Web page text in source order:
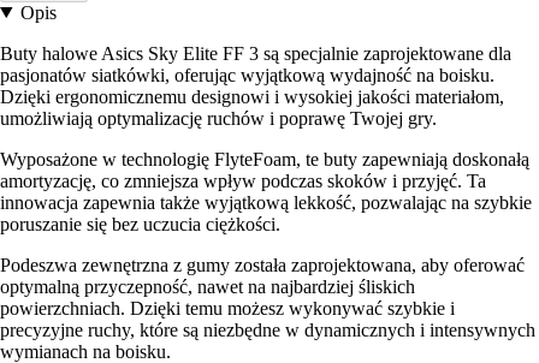
Opis
Buty halowe Asics Sky Elite FF 3 są specjalnie zaprojektowane dla
pasjonatów siatkówki, oferując wyjątkową wydajność na boisku.
Dzięki ergonomicznemu designowi i wysokiej jakości materiałom,
umożliwiają optymalizację ruchów i poprawę Twojej gry.
Wyposażone w technologię FlyteFoam, te buty zapewniają doskonałą
amortyzację, co zmniejsza wpływ podczas skoków i przyjęć. Ta
innowacja zapewnia także wyjątkową lekkość, pozwalając na szybkie
poruszanie się bez uczucia ciężkości.
Podeszwa zewnętrzna z gumy została zaprojektowana, aby oferować
optymalną przyczepność, nawet na najbardziej śliskich
powierzchniach. Dzięki temu możesz wykonywać szybkie i
precyzyjne ruchy, które są niezbędne w dynamicznych i intensywnych
wymianach na boisku.